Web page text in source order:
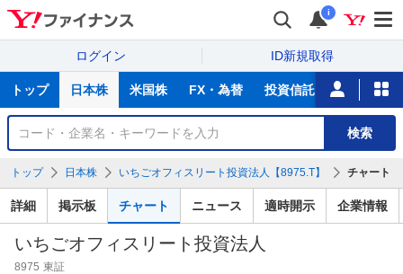
i
ログイン ID新規取得
サ
トップ 日本株 米国株 FX・為替 投資信託 ニュース
銘
検
索
検索
トップ 日本株 いちごオフィスリート投資法人【8975.T】 チャート
詳細 掲示板 チャート ニュース 適時開示 企業情報
いちごオフィスリート投資法人
8975 東証